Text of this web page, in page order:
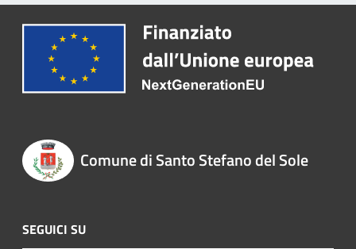
Comune di Santo Stefano del Sole
SEGUICI SU